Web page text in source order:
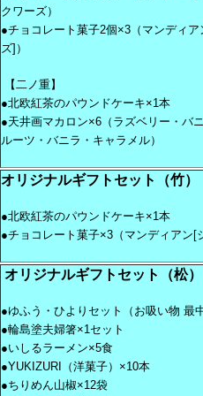
クワーズ）
●チョコレート菓子2個×3（マンディ
ズ]）
【二ノ重】
●北欧紅茶のパウンドケーキ×1本
●天井画マカロン×6（ラズベリー・バ
ルーツ・バニラ・キャラメル）
オリジナルギフトセット（竹）
●北欧紅茶のパウンドケーキ×1本
●チョコレート菓子×3（マンディアン[
オリジナルギフトセット（松）
●ゆふう・ひよりセット（お吸い物 最
●輪島塗夫婦箸×1セット
●いしるラーメン×5食
●YUKIZURI（洋菓子）×10本
●ちりめん山椒×12袋